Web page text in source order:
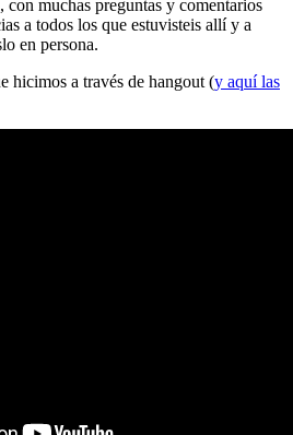
muchas preguntas y comentarios
a todos los que estuvisteis allí y a
en persona.
hicimos a través de hangout (y aquí las